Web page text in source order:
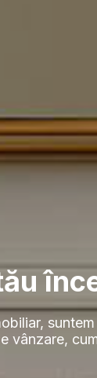
vânzare,